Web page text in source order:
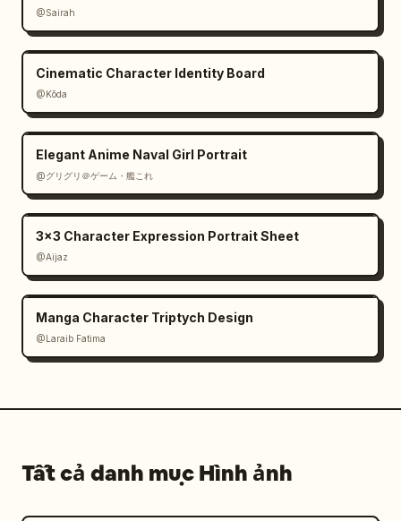
@Sairah
Cinematic Character Identity Board
@Kōda
Elegant Anime Naval Girl Portrait
@グリグリ＠ゲーム・艦これ
3x3 Character Expression Portrait Sheet
@Aijaz
Manga Character Triptych Design
@Laraib Fatima‎
Tất cả danh mục Hình ảnh